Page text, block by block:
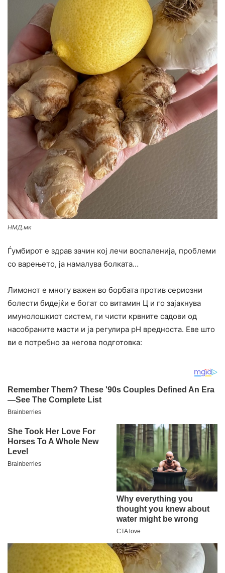
НМД.мк
Ѓумбирот е здрав зачин кој лечи воспаленија, проблеми
со варењето, ја намалува болката…
Лимонот е многу важен во борбата против сериозни
болести бидејќи е богат со витамин Ц и го зајакнува
имунолошкиот систем, ги чисти крвните садови од
насобраните масти и ја регулира pH вредноста. Еве што
ви е потребно за негова подготовка: